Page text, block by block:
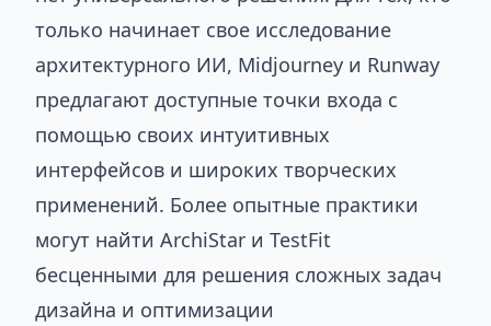
только начинает свое исследование
архитектурного ИИ, Midjourney и Runway
предлагают доступные точки входа с
помощью своих интуитивных
интерфейсов и широких творческих
применений. Более опытные практики
могут найти ArchiStar и TestFit
бесценными для решения сложных задач
дизайна и оптимизации